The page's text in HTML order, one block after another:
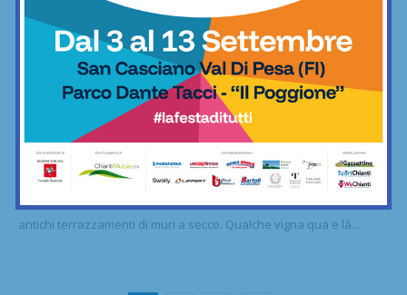
Camminare in Toscana
Camminando sulle colline di Vinci, dove
visse Leonardo da bambino
06/08/2023
antichi terrazzamenti di muri a secco. Qualche vigna qua e là...